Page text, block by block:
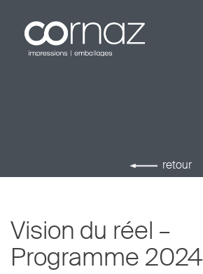
retour
Vision du réel –
Programme 2024